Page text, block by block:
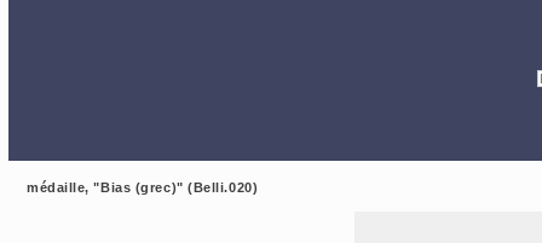
médaille, "Bias (grec)" (Belli.020)